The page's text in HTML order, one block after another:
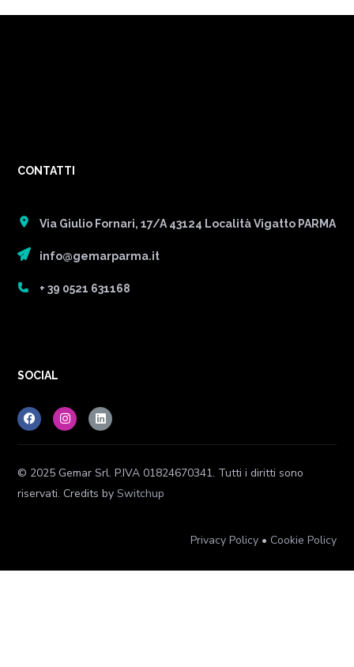
CONTATTI
Via Giulio Fornari, 17/A 43124 Località Vigatto PARMA
info@gemarparma.it
+ 39 0521 631168
SOCIAL
© 2025 Gemar Srl. P.IVA01824670341. Tutti i diritti sono
riservati. Credits bySwitchup
Privacy Policy• Cookie Policy